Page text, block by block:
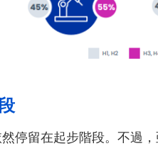
停留在起步階段。不過